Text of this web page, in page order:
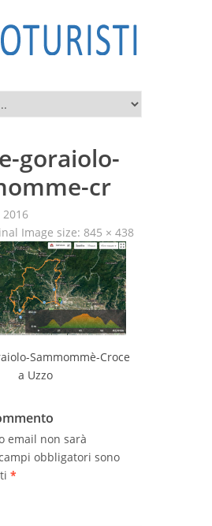
goraiolo-
cr
2016
Image size: 845 × 438
Sammommè-Croce
a Uzzo
email non sarà
obbligatori sono
*